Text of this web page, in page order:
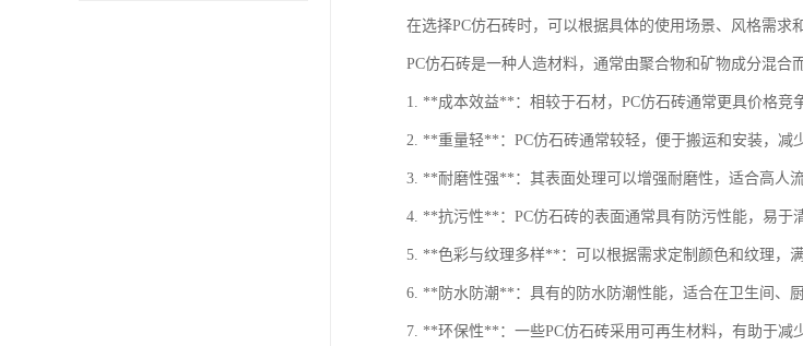
在选择PC仿石砖时，可以根据具体的使用场景、风格需求
PC仿石砖是一种人造材料，通常由聚合物和矿物成分混合
1. **成本效益**：相较于石材，PC仿石砖通常更具价格竞
2. **重量轻**：PC仿石砖通常较轻，便于搬运和安装，减
3. **耐磨性强**：其表面处理可以增强耐磨性，适合高人
4. **抗污性**：PC仿石砖的表面通常具有防污性能，易于
5. **色彩与纹理多样**：可以根据需求定制颜色和纹理，
6. **防水防潮**：具有的防水防潮性能，适合在卫生间、
7. **环保性**：一些PC仿石砖采用可再生材料，有助于减